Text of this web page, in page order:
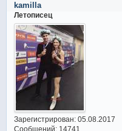
kamilla
Летописец
Зарегистрирован: 05.08.2017
Сообщений:14741